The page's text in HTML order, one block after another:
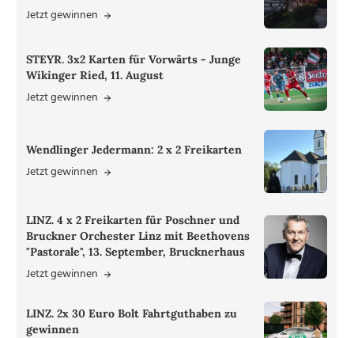
Jetzt gewinnen
STEYR. 3x2 Karten für Vorwärts - Junge
Wikinger Ried, 11. August
Jetzt gewinnen
Wendlinger Jedermann: 2 x 2 Freikarten
Jetzt gewinnen
LINZ. 4 x 2 Freikarten für Poschner und
Bruckner Orchester Linz mit Beethovens
"Pastorale", 13. September, Brucknerhaus
Jetzt gewinnen
LINZ. 2x 30 Euro Bolt Fahrtguthaben zu
gewinnen